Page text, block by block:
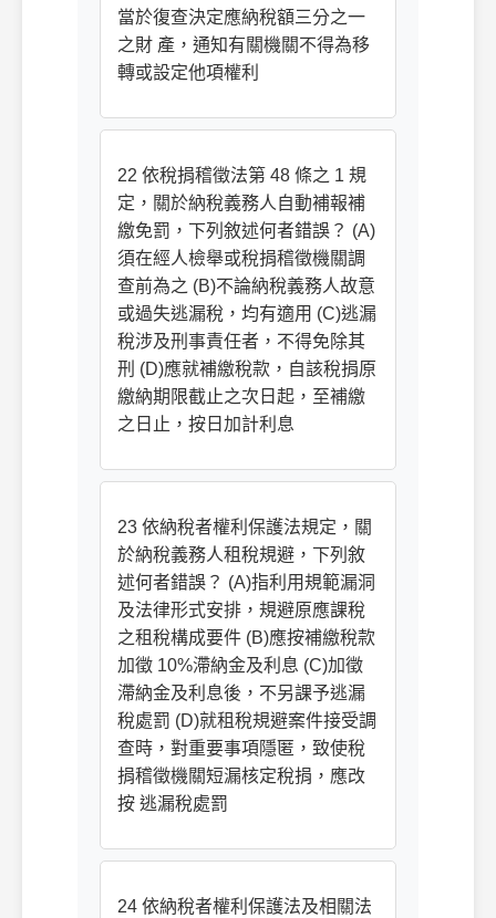
當於復查決定應納稅額三分之一
之財 產，通知有關機關不得為移
轉或設定他項權利
22 依稅捐稽徵法第 48 條之 1 規
定，關於納稅義務人自動補報補
繳免罰，下列敘述何者錯誤？ (A)
須在經人檢舉或稅捐稽徵機關調
查前為之 (B)不論納稅義務人故意
或過失逃漏稅，均有適用 (C)逃漏
稅涉及刑事責任者，不得免除其
刑 (D)應就補繳稅款，自該稅捐原
繳納期限截止之次日起，至補繳
之日止，按日加計利息
23 依納稅者權利保護法規定，關
於納稅義務人租稅規避，下列敘
述何者錯誤？ (A)指利用規範漏洞
及法律形式安排，規避原應課稅
之租稅構成要件 (B)應按補繳稅款
加徵 10%滯納金及利息 (C)加徵
滯納金及利息後，不另課予逃漏
稅處罰 (D)就租稅規避案件接受調
查時，對重要事項隱匿，致使稅
捐稽徵機關短漏核定稅捐，應改
按 逃漏稅處罰
24 依納稅者權利保護法及相關法